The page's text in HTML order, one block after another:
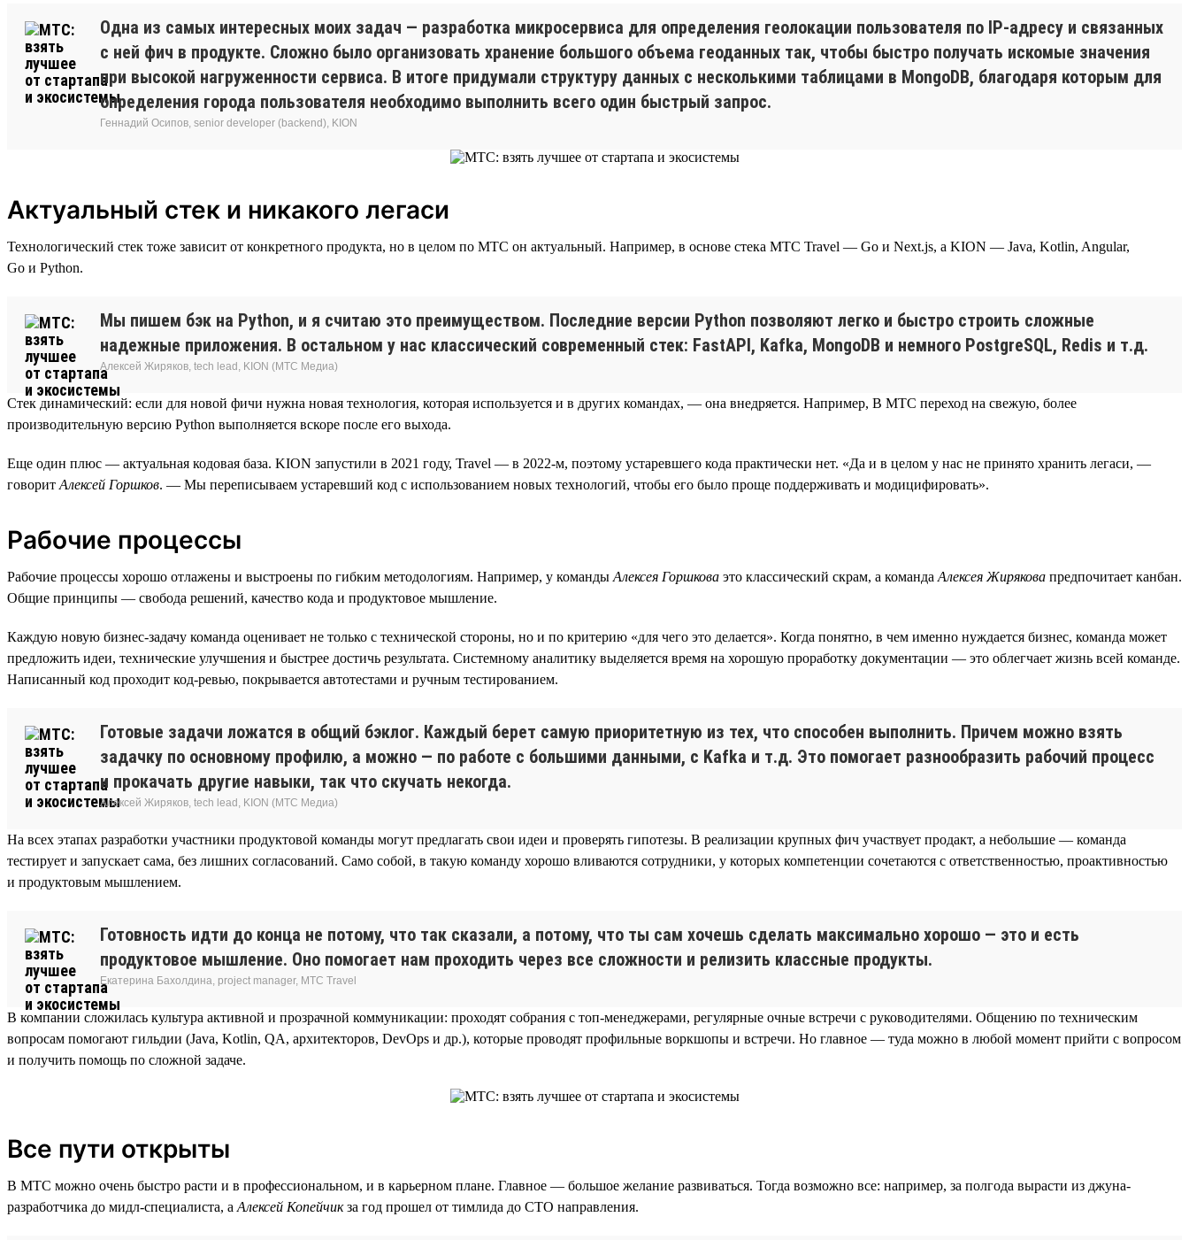
Одна из самых интересных моих задач — разработка микросервиса для определения геолокации пользователя по IP-адресу и связанных
с ней фич в продукте. Сложно было организовать хранение большого объема геоданных так, чтобы быстро получать искомые значения
при высокой нагруженности сервиса. В итоге придумали структуру данных с несколькими таблицами в MongoDB, благодаря которым для
определения города пользователя необходимо выполнить всего один быстрый запрос.
Геннадий Осипов, senior developer (backend), KION
Актуальный стек и никакого легаси
Технологический стек тоже зависит от конкретного продукта, но в целом по МТС он актуальный. Например, в основе стека МТС Travel — Go и Next.js, а KION — Java, Kotlin, Angular,
Go и Python.
Мы пишем бэк на Python, и я считаю это преимуществом. Последние версии Python позволяют легко и быстро строить сложные
надежные приложения. В остальном у нас классический современный стек: FastAPI, Kafka, MongoDB и немного PostgreSQL, Redis и т.д.
Алексей Жиряков, tech lead, KION (МТС Медиа)
Стек динамический: если для новой фичи нужна новая технология, которая используется и в других командах, — она внедряется. Например, В МТС переход на свежую, более
производительную версию Python выполняется вскоре после его выхода.
Еще один плюс — актуальная кодовая база. KION запустили в 2021 году, Travel — в 2022-м, поэтому устаревшего кода практически нет. «Да и в целом у нас не принято хранить легаси, —
говорит Алексей Горшков. — Мы переписываем устаревший код с использованием новых технологий, чтобы его было проще поддерживать и модицифировать».
Рабочие процессы
Рабочие процессы хорошо отлажены и выстроены по гибким методологиям. Например, у команды Алексея Горшкова это классический скрам, а команда Алексея Жирякова предпочитает канбан.
Общие принципы — свобода решений, качество кода и продуктовое мышление.
Каждую новую бизнес-задачу команда оценивает не только с технической стороны, но и по критерию «для чего это делается». Когда понятно, в чем именно нуждается бизнес, команда может
предложить идеи, технические улучшения и быстрее достичь результата. Системному аналитику выделяется время на хорошую проработку документации — это облегчает жизнь всей команде.
Написанный код проходит код-ревью, покрывается автотестами и ручным тестированием.
Готовые задачи ложатся в общий бэклог. Каждый берет самую приоритетную из тех, что способен выполнить. Причем можно взять
задачку по основному профилю, а можно — по работе с большими данными, с Kafka и т.д. Это помогает разнообразить рабочий процесс
и прокачать другие навыки, так что скучать некогда.
Алексей Жиряков, tech lead, KION (МТС Медиа)
На всех этапах разработки участники продуктовой команды могут предлагать свои идеи и проверять гипотезы. В реализации крупных фич участвует продакт, а небольшие — команда
тестирует и запускает сама, без лишних согласований. Само собой, в такую команду хорошо вливаются сотрудники, у которых компетенции сочетаются с ответственностью, проактивностью
и продуктовым мышлением.
Готовность идти до конца не потому, что так сказали, а потому, что ты сам хочешь сделать максимально хорошо — это и есть
продуктовое мышление. Оно помогает нам проходить через все сложности и релизить классные продукты.
Екатерина Бахолдина, project manager, МТС Travel
В компании сложилась культура активной и прозрачной коммуникации: проходят собрания с топ-менеджерами, регулярные очные встречи с руководителями. Общению по техническим
вопросам помогают гильдии (Java, Kotlin, QA, архитекторов, DevOps и др.), которые проводят профильные воркшопы и встречи. Но главное — туда можно в любой момент прийти с вопросом
и получить помощь по сложной задаче.
Все пути открыты
В МТС можно очень быстро расти и в профессиональном, и в карьерном плане. Главное — большое желание развиваться. Тогда возможно все: например, за полгода вырасти из джуна-
разработчика до мидл-специалиста, а Алексей Копейчикза год прошел от тимлида до CTO направления.